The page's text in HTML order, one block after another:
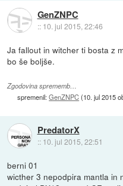
GenZNPC
:: 10. jul 2015, 22:46
Ja fallout in witcher ti bosta z
bo še boljše.
Zgodovina sprememb…
spremenil:GenZNPC(10. jul 2015
PredatorX
:: 10. jul 2015, 22:51
berni 01
wicther 3 nepodpira mantla in